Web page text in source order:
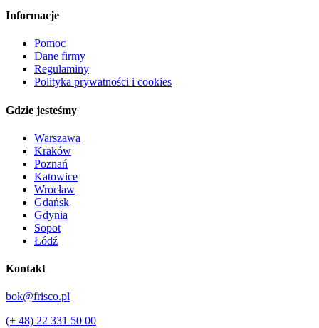
Informacje
Pomoc
Dane firmy
Regulaminy
Polityka prywatności i cookies
Gdzie jesteśmy
Warszawa
Kraków
Poznań
Katowice
Wrocław
Gdańsk
Gdynia
Sopot
Łódź
Kontakt
bok@frisco.pl
(+ 48) 22 331 50 00